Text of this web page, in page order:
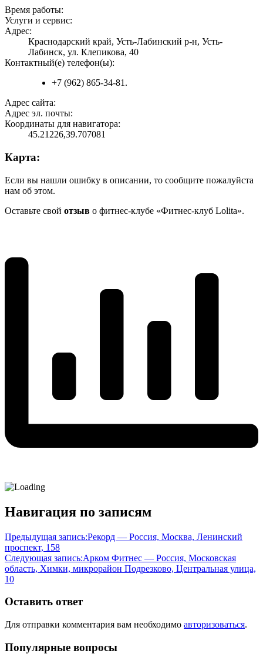
Время работы:
Услуги и сервис:
Адрес:
Краснодарский край, Усть-Лабинский р-н, Усть-
Лабинск, ул. Клепикова, 40
Контактный(е) телефон(ы):
+7 (962) 865-34-81.
Адрес сайта:
Адрес эл. почты:
Координаты для навигатора:
45.21226,39.707081
Карта:
Если вы нашли ошибку в описании, то сообщите пожалуйста
нам об этом.
Оставьте свой отзыв о фитнес-клубе «Фитнес-клуб Lolita».
Навигация по записям
Предыдущая запись:Рекорд — Россия, Москва, Ленинский
проспект, 158
Следующая запись:Арком Фитнес — Россия, Московская
область, Химки, микрорайон Подрезково, Центральная улица,
10
Оставить ответ
Для отправки комментария вам необходимо авторизоваться.
Популярные вопросы